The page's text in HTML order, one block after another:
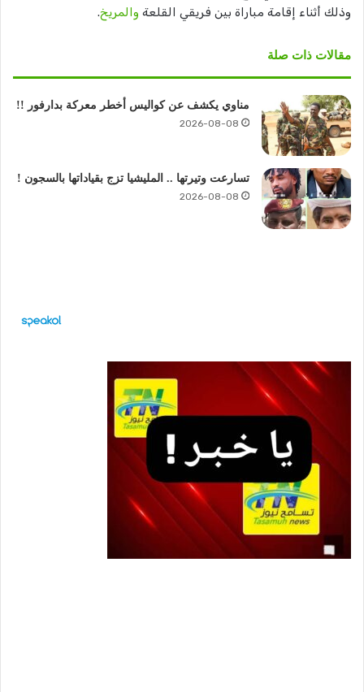
وذلك أثناء إقامة مباراة بين فريقي القلعة والمريخ.
مقالات ذات صلة
مناوي يكشف عن كواليس أخطر معركة بدارفور !!
2026-08-08
تسارعت وتيرتها .. المليشيا تزج بقياداتها بالسجون !
2026-08-08